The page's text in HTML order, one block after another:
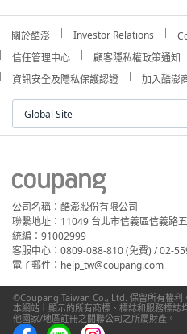
關於酷澎 Investor Relations
信任管理中心
顧客隱私權政策通知
資訊安全及隱私保護認證
加入酷澎
Global Site
公司名稱：酷澎股份有限公司
聯繫地址：11049 台北市信義區信義路
統編：91002999
客服中心：0809-088-810 (免費) / 02-
電子郵件：help_tw@coupang.com
©Coupang Taiwan Co., Ltd. 保留所有權利
本網站上顯示的所有商標、標誌和服務標
他國家/地區註冊之關聯公司之所屬財產。